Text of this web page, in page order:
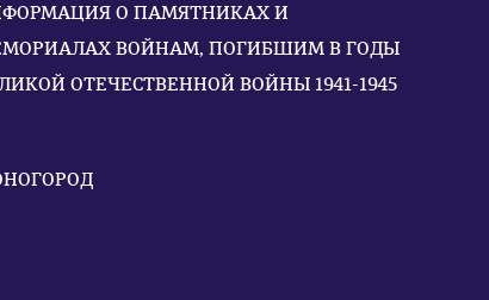
О ПАМЯТНИКАХ И
ВОЙНАМ, ПОГИБШИМ В ГОДЫ
ОТЕЧЕСТВЕННОЙ ВОЙНЫ 1941-1945